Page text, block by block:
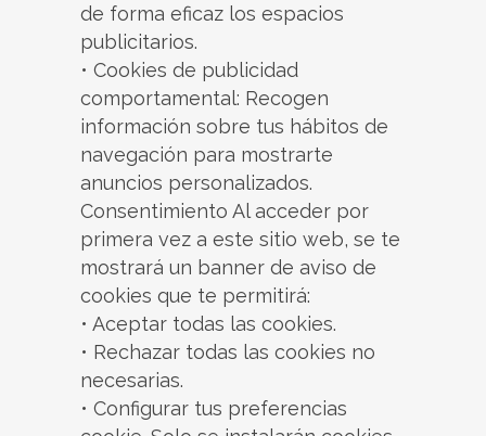
de forma eficaz los espacios
publicitarios.
• Cookies de publicidad
comportamental: Recogen
información sobre tus hábitos de
navegación para mostrarte
anuncios personalizados.
Consentimiento Al acceder por
primera vez a este sitio web, se te
mostrará un banner de aviso de
cookies que te permitirá:
• Aceptar todas las cookies.
• Rechazar todas las cookies no
necesarias.
• Configurar tus preferencias